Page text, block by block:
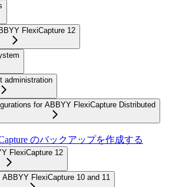
FlexiCapture 12
administration
for ABBYY FlexiCapture Distributed
のバックアップを作成する
FlexiCapture 12
ABBYY FlexiCapture 10 and 11